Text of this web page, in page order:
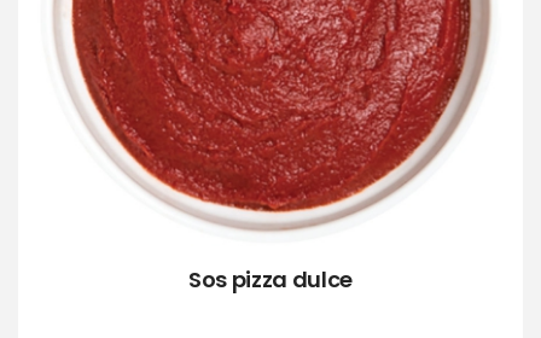
Sos pizza dulce